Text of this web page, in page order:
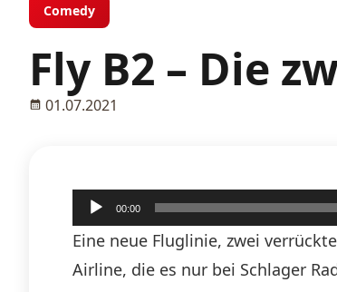
Comedy
Fly B2 – Die
01.07.2021
Audio-
Player
00:00
Eine neue Fluglinie, zwei
Airline, die es nur bei Schlager